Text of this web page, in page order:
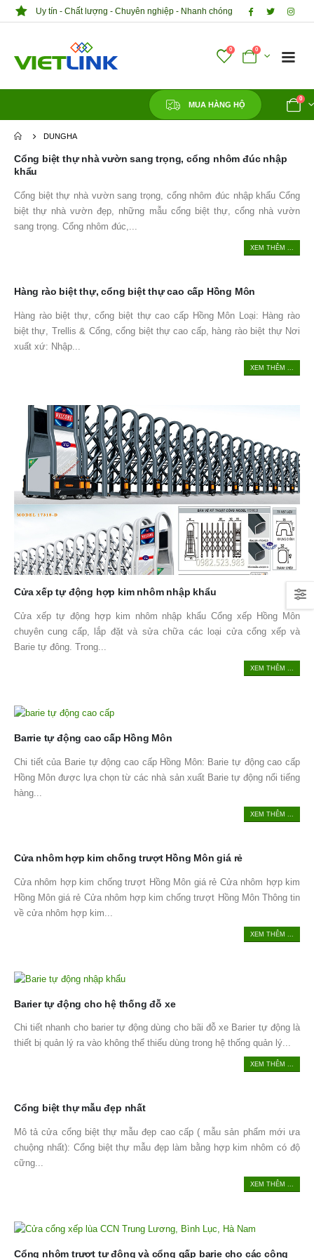
Uy tín - Chất lượng - Chuyên nghiệp - Nhanh chóng
0 0
MUA HÀNG HỘ
0
DUNGHA
Cổng biệt thự nhà vườn sang trọng, cổng nhôm đúc nhập
khẩu
Cổng biệt thự nhà vườn sang trọng, cổng nhôm đúc nhập khẩu Cổng
biệt thự nhà vườn đẹp, những mẫu cổng biệt thự, cổng nhà vườn
sang trọng. Cổng nhôm đúc,...
XEM THÊM ...
Hàng rào biệt thự, cổng biệt thự cao cấp Hồng Môn
Hàng rào biệt thự, cổng biệt thự cao cấp Hồng Môn Loại: Hàng rào
biệt thự, Trellis & Cổng, cổng biệt thự cao cấp, hàng rào biệt thự Nơi
xuất xứ: Nhập...
XEM THÊM ...
Cửa xếp tự động hợp kim nhôm nhập khẩu
Cửa xếp tự động hợp kim nhôm nhập khẩu Cổng xếp Hồng Môn
chuyên cung cấp, lắp đặt và sửa chữa các loại cửa cổng xếp và
Barie tự đông. Trong...
XEM THÊM ...
Barrie tự động cao cấp Hồng Môn
Chi tiết của Barie tự động cao cấp Hồng Môn: Barie tự động cao cấp
Hồng Môn được lựa chọn từ các nhà sản xuất Barie tự động nổi tiếng
hàng...
XEM THÊM ...
Cửa nhôm hợp kim chống trượt Hồng Môn giá rẻ
Cửa nhôm hợp kim chống trượt Hồng Môn giá rẻ Cửa nhôm hợp kim
Hồng Môn giá rẻ Cửa nhôm hợp kim chống trượt Hồng Môn Thông tin
về cửa nhôm hợp kim...
XEM THÊM ...
Barier tự động cho hệ thống đỗ xe
Chi tiết nhanh cho barier tự động dùng cho bãi đỗ xe Barier tự động là
thiết bị quản lý ra vào không thể thiếu dùng trong hệ thống quản lý...
XEM THÊM ...
Cổng biệt thự mẫu đẹp nhất
Mô tả cửa cổng biệt thự mẫu đẹp cao cấp ( mẫu sản phẩm mới ưa
chuộng nhất): Cổng biệt thự mẫu đẹp làm bằng hợp kim nhôm có độ
cững...
XEM THÊM ...
Cổng nhôm trượt tự động và cổng gấp barie cho các công